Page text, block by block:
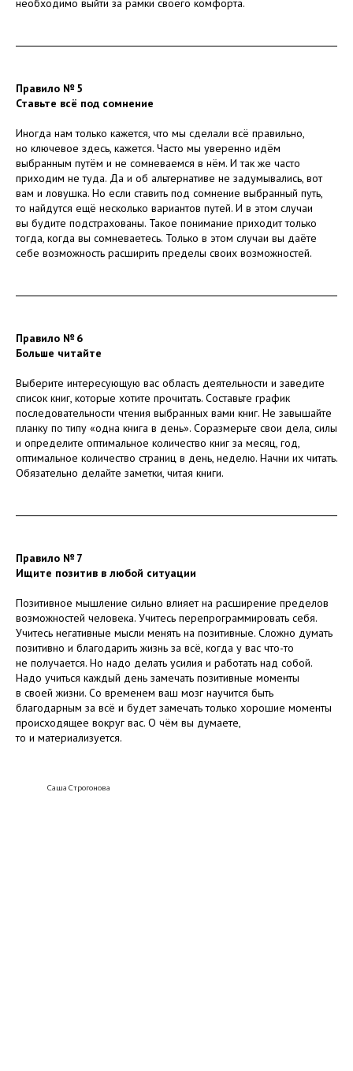
Правило № 5
Ставьте всё под сомнение
Иногда нам только кажется, что мы сделали всё правильно,
но ключевое здесь, кажется. Часто мы уверенно идём
выбранным путём и не сомневаемся в нём. И так же часто
приходим не туда. Да и об альтернативе не задумывались, вот
вам и ловушка. Но если ставить под сомнение выбранный путь,
то найдутся ещё несколько вариантов путей. И в этом случаи
вы будите подстрахованы. Такое понимание приходит только
тогда, когда вы сомневаетесь. Только в этом случаи вы даёте
себе возможность расширить пределы своих возможностей.
Правило № 6
Больше читайте
Выберите интересующую вас область деятельности и заведите
список книг, которые хотите прочитать. Составьте график
последовательности чтения выбранных вами книг. Не завышайте
планку по типу «одна книга в день». Соразмерьте свои дела, силы
и определите оптимальное количество книг за месяц, год,
оптимальное количество страниц в день, неделю. Начни их читать.
Обязательно делайте заметки, читая книги.
Правило № 7
Ищите позитив в любой ситуации
Позитивное мышление сильно влияет на расширение пределов
возможностей человека. Учитесь перепрограммировать себя.
Учитесь негативные мысли менять на позитивные. Сложно думать
позитивно и благодарить жизнь за всё, когда у вас что-то
не получается. Но надо делать усилия и работать над собой.
Надо учиться каждый день замечать позитивные моменты
в своей жизни. Со временем ваш мозг научится быть
благодарным за всё и будет замечать только хорошие моменты
происходящее вокруг вас. О чём вы думаете,
то и материализуется.
Саша Строгонова